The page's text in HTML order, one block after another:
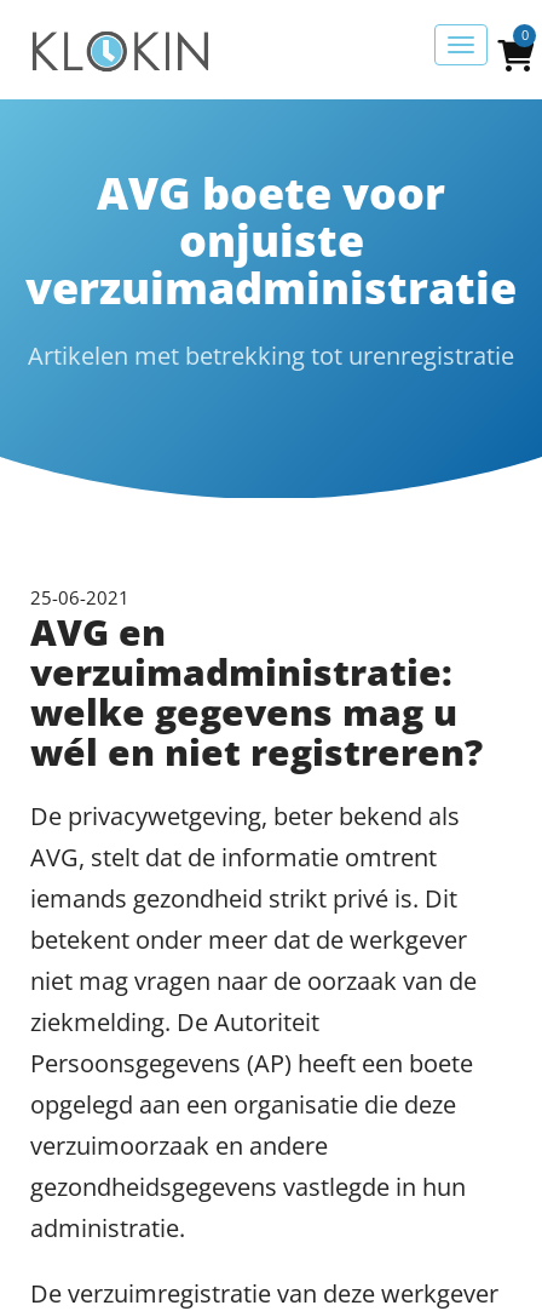
0
AVG boete voor
onjuiste
verzuimadministratie
Artikelen met betrekking tot urenregistratie
25-06-2021
AVG en
verzuimadministratie:
welke gegevens mag u
wél en niet registreren?
De privacywetgeving, beter bekend als
AVG, stelt dat de informatie omtrent
iemands gezondheid strikt privé is. Dit
betekent onder meer dat de werkgever
niet mag vragen naar de oorzaak van de
ziekmelding. De Autoriteit
Persoonsgegevens (AP) heeft een boete
opgelegd aan een organisatie die deze
verzuimoorzaak en andere
gezondheidsgegevens vastlegde in hun
administratie.
De verzuimregistratie van deze werkgever